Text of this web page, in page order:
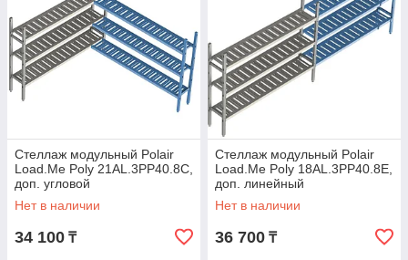
Стеллаж модульный Polair
Load.Me Poly 21AL.3PP40.8C,
доп. угловой
Нет в наличии
34 100 ₸
Стеллаж модульный Polair
Load.Me Poly 18AL.3PP40.8Е,
доп. линейный
Нет в наличии
36 700 ₸